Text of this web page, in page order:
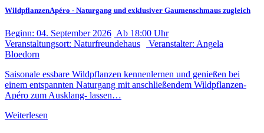
WildpflanzenApéro - Naturgang und exklusiver Gaumenschmaus zugleich
Beginn: 04. September 2026 Ab 18:00 Uhr
Veranstaltungsort: Naturfreundehaus Veranstalter: Angela
Bloedorn
Saisonale essbare Wildpflanzen kennenlernen und genießen bei
einem entspannten Naturgang mit anschließendem Wildpflanzen-
Apéro zum Ausklang- lassen…
Weiterlesen